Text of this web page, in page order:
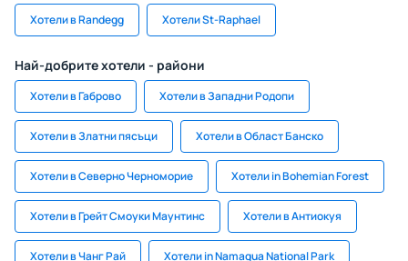
Хотели в Randegg Хотели St-Raphael
Най-добрите хотели - райони
Хотели в Габрово Хотели в Западни Родопи
Хотели в Златни пясъци Хотели в Област Банско
Хотели в Северно Черноморие Хотели in Bohemian Forest
Хотели в Грейт Смоуки Маунтинс Хотели в Антиокуя
Хотели в Чанг Рай Хотели in Namaqua National Park